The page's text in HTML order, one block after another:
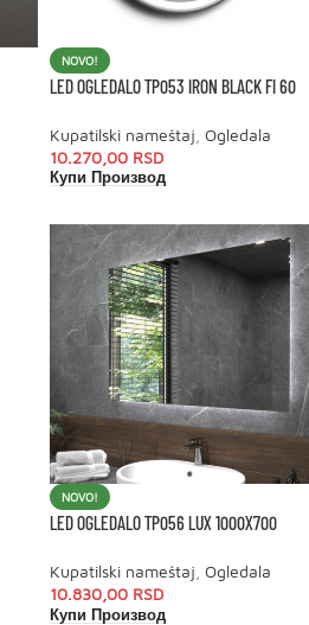
NOVO!
LED OGLEDALO TP053 IRON BLACK FI 60
Kupatilski nameštaj Ogledala
10.270,00 RSD
Купи Производ
NOVO!
LED OGLEDALO TP056 LUX 1000X700
Kupatilski nameštaj Ogledala
10.830,00 RSD
Купи Производ